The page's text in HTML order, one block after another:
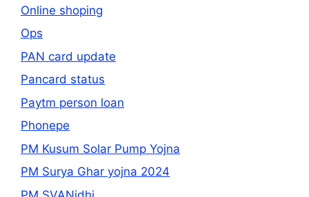
Online shoping
Ops
PAN card update
Pancard status
Paytm person loan
Phonepe
PM Kusum Solar Pump Yojna
PM Surya Ghar yojna 2024